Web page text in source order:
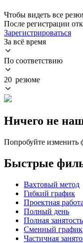
Чтобы видеть все
После регистрации
Зарегистрироваться
За всё время
По соответствию
20 резюме
Ничего не
Попробуйте изменить
Быстрые
Вахтовый метод
Гибкий график
Проектная работа
Полный день
Полная занятость
Сменный график
Частичная